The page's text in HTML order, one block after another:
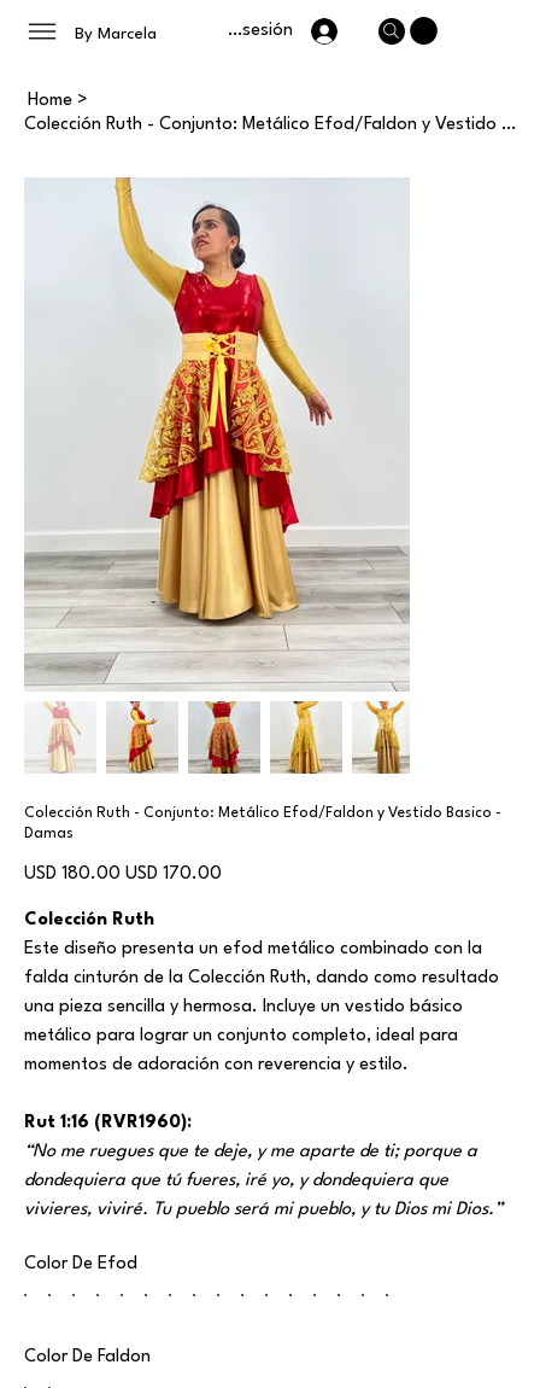
By Marcela Iniciar sesión
Home >
Colección Ruth - Conjunto: Metálico Efod/Faldon y Vestido Basico - Damas
Colección Ruth - Conjunto: Metálico Efod/Faldon y Vestido Basico -
Damas
Precio
original
USD 180.00
Precio
de
USD 170.00
Colección Ruth
Este diseño presenta un efod metálico combinado con la
falda cinturón de la Colección Ruth, dando como resultado
una pieza sencilla y hermosa. Incluye un vestido básico
metálico para lograr un conjunto completo, ideal para
momentos de adoración con reverencia y estilo.
Rut 1:16 (RVR1960):
“No me ruegues que te deje, y me aparte de ti; porque a
dondequiera que tú fueres, iré yo, y dondequiera que
vivieres, viviré. Tu pueblo será mi pueblo, y tu Dios mi Dios.”
Color De Efod
Color De Faldon